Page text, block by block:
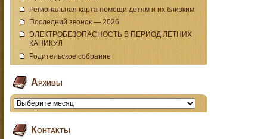
Региональная карта помощи детям и их близким
Последний звонок — 2026
ЭЛЕКТРОБЕЗОПАСНОСТЬ В ПЕРИОД ЛЕТНИХ
КАНИКУЛ
Родительское собрание
Архивы
Контакты